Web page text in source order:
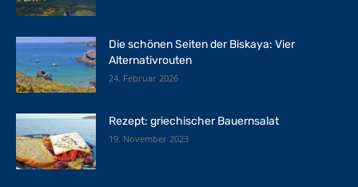
Die schönen Seiten der Biskaya: Vier
Alternativrouten
24. Februar 2026
Rezept: griechischer Bauernsalat
19. November 2023